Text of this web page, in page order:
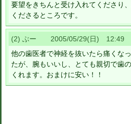
要望をきちんと受け入れてくださり
くださるところです。
(2) ぶー 2005/05/29(日) 12:49
他の歯医者で神経を抜いたら痛くな
たが、腕もいいし、とても親切で歯
くれます。おまけに安い！！